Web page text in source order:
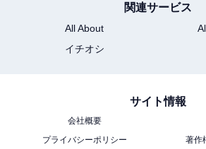
関連サービス
All About
イチオシ
サイト情報
会社概要
プライバシーポリシー
著作